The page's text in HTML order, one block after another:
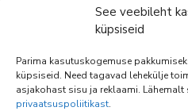
See veebileht
küpsiseid
Parima kasutuskogemuse
küpsiseid. Need tagavad lehekülje
asjakohast sisu ja reklaami. Lähemalt
privaatsuspoliitikast.
Minu